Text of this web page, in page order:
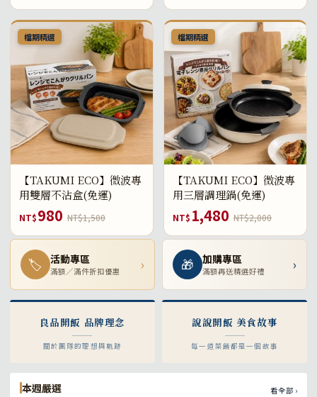
檔期精選
【TAKUMI ECO】微波專
用雙層不沾盒(免運)
NT$980 NT$1,500
檔期精選
【TAKUMI ECO】微波專
用三層調理鍋(免運)
NT$ 1,480 NT$2,000
🏷 活動專區
滿額／滿件折扣優惠 › 🎁 加購專區
滿額再送精選好禮 ›
良品開飯 品牌理念
關於團隊的理想與軌跡
說說開飯 美食故事
每一道菜餚都是一個故事
本週嚴選 看全部 ›